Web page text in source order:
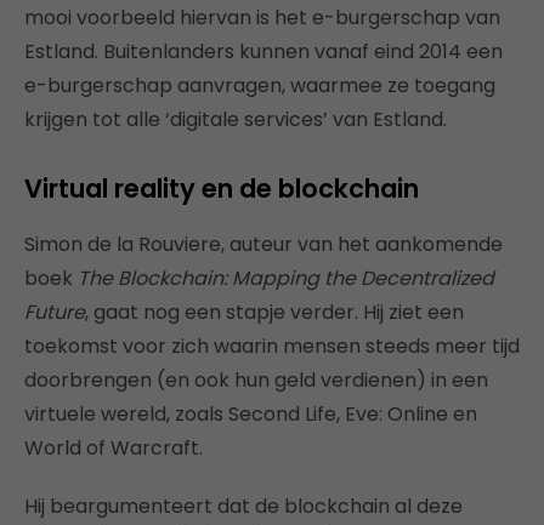
mooi voorbeeld hiervan is het e-burgerschap van
Estland. Buitenlanders kunnen vanaf eind 2014 een
e-burgerschap aanvragen, waarmee ze toegang
krijgen tot alle ‘digitale services’ van Estland.
Virtual reality en de blockchain
Simon de la Rouviere, auteur van het aankomende
boek The Blockchain: Mapping the Decentralized
Future, gaat nog een stapje verder. Hij ziet een
toekomst voor zich waarin mensen steeds meer tijd
doorbrengen (en ook hun geld verdienen) in een
virtuele wereld, zoals Second Life, Eve: Online en
World of Warcraft.
Hij beargumenteert dat de blockchain al deze